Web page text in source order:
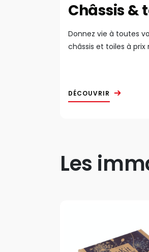
Châssis &
Donnez vie à toutes
châssis et toiles à prix
DÉCOUVRIR
Les